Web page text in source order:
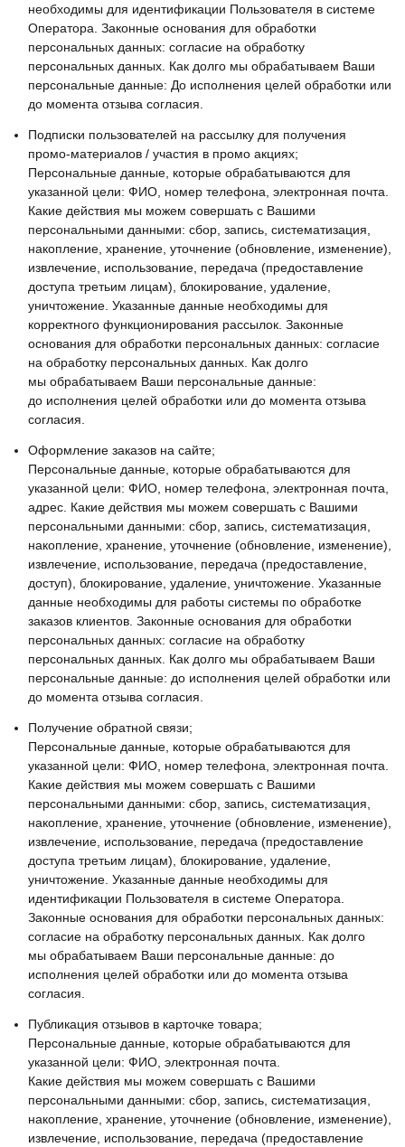
необходимы для идентификации Пользователя в системе
Оператора. Законные основания для обработки
персональных данных: согласие на обработку
персональных данных. Как долго мы обрабатываем Ваши
персональные данные: До исполнения целей обработки или
до момента отзыва согласия.
Подписки пользователей на рассылку для получения
промо-материалов / участия в промо акциях;
Персональные данные, которые обрабатываются для
указанной цели: ФИО, номер телефона, электронная почта.
Какие действия мы можем совершать с Вашими
персональными данными: сбор, запись, систематизация,
накопление, хранение, уточнение (обновление, изменение),
извлечение, использование, передача (предоставление
доступа третьим лицам), блокирование, удаление,
уничтожение. Указанные данные необходимы для
корректного функционирования рассылок. Законные
основания для обработки персональных данных: согласие
на обработку персональных данных. Как долго
мы обрабатываем Ваши персональные данные:
до исполнения целей обработки или до момента отзыва
согласия.
Оформление заказов на сайте;
Персональные данные, которые обрабатываются для
указанной цели: ФИО, номер телефона, электронная почта,
адрес. Какие действия мы можем совершать с Вашими
персональными данными: сбор, запись, систематизация,
накопление, хранение, уточнение (обновление, изменение),
извлечение, использование, передача (предоставление,
доступ), блокирование, удаление, уничтожение. Указанные
данные необходимы для работы системы по обработке
заказов клиентов. Законные основания для обработки
персональных данных: согласие на обработку
персональных данных. Как долго мы обрабатываем Ваши
персональные данные: до исполнения целей обработки или
до момента отзыва согласия.
Получение обратной связи;
Персональные данные, которые обрабатываются для
указанной цели: ФИО, номер телефона, электронная почта.
Какие действия мы можем совершать с Вашими
персональными данными: сбор, запись, систематизация,
накопление, хранение, уточнение (обновление, изменение),
извлечение, использование, передача (предоставление
доступа третьим лицам), блокирование, удаление,
уничтожение. Указанные данные необходимы для
идентификации Пользователя в системе Оператора.
Законные основания для обработки персональных данных:
согласие на обработку персональных данных. Как долго
мы обрабатываем Ваши персональные данные: до
исполнения целей обработки или до момента отзыва
согласия.
Публикация отзывов в карточке товара;
Персональные данные, которые обрабатываются для
указанной цели: ФИО, электронная почта.
Какие действия мы можем совершать с Вашими
персональными данными: сбор, запись, систематизация,
накопление, хранение, уточнение (обновление, изменение),
извлечение, использование, передача (предоставление